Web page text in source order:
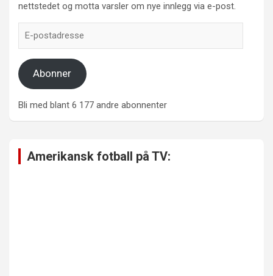
nettstedet og motta varsler om nye innlegg via e-post.
postadresse
Abonner
Bli med blant 6 177 andre abonnenter
Amerikansk fotball på TV: